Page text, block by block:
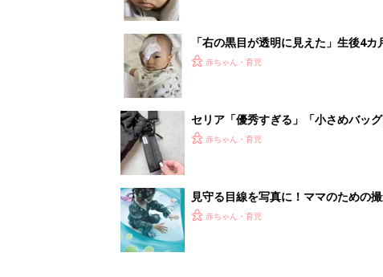
「右の黒目が透明に見えた」生後4
芽細胞腫】
赤ちゃん・育児
セリア「優秀すぎる」「小さめバッ
赤ちゃん・育児
見守る目線を写真に！ママのための
赤ちゃん・育児